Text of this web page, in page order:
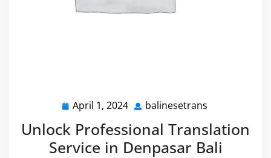
April 1, 2024 April
2024
balinesetrans
Unlock Professional Translation
Service in Denpasar Bali